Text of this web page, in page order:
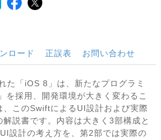
ロード 正誤表 お問い合わせ
た「iOS 8」は、新たなプログラミ
を採用、開発環境が大きく変わるこ
、このSwiftによるUI設計および実際
説書です。内容は大きく3部構成と
設計の考え方を、第2部では実際の